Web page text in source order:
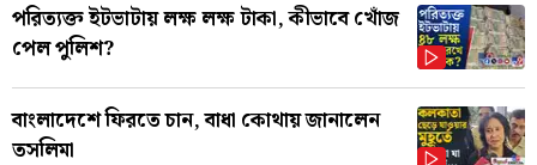
পরিত্যক্ত ইটভাটায় লক্ষ লক্ষ টাকা, কীভাবে খোঁজ
পেল পুলিশ?
বাংলাদেশে ফিরতে চান, বাধা কোথায় জানালেন
তসলিমা